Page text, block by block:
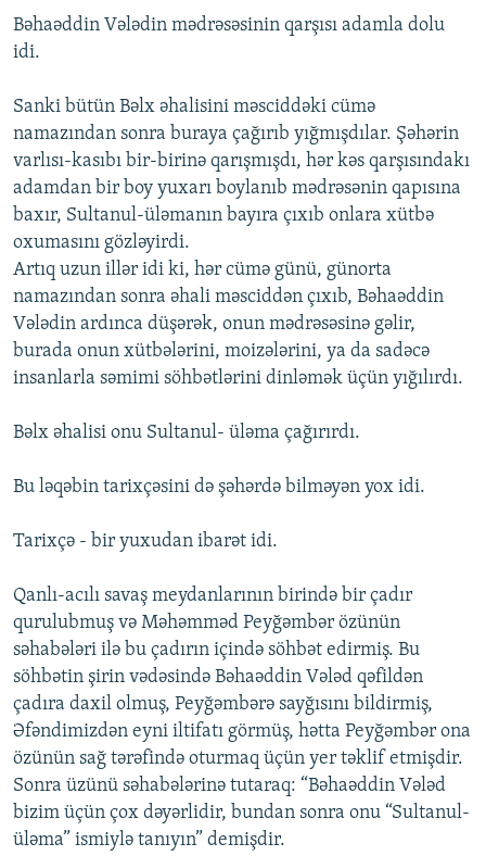
Bəhaəddin Vələdin mədrəsəsinin qarşısı adamla dolu
idi.
Sanki bütün Bəlx əhalisini məsciddəki cümə
namazından sonra buraya çağırıb yığmışdılar. Şəhərin
varlısı-kasıbı bir-birinə qarışmışdı, hər kəs qarşısındakı
adamdan bir boy yuxarı boylanıb mədrəsənin qapısına
baxır, Sultanul-üləmanın bayıra çıxıb onlara xütbə
oxumasını gözləyirdi.
Artıq uzun illər idi ki, hər cümə günü, günorta
namazından sonra əhali məsciddən çıxıb, Bəhaəddin
Vələdin ardınca düşərək, onun mədrəsəsinə gəlir,
burada onun xütbələrini, moizələrini, ya da sadəcə
insanlarla səmimi söhbətlərini dinləmək üçün yığılırdı.
Bəlx əhalisi onu Sultanul- üləma çağırırdı.
Bu ləqəbin tarixçəsini də şəhərdə bilməyən yox idi.
Tarixçə - bir yuxudan ibarət idi.
Qanlı-acılı savaş meydanlarının birində bir çadır
qurulubmuş və Məhəmməd Peyğəmbər özünün
səhabələri ilə bu çadırın içində söhbət edirmiş. Bu
söhbətin şirin vədəsində Bəhaəddin Vələd qəfildən
çadıra daxil olmuş, Peyğəmbərə sayğısını bildirmiş,
Əfəndimizdən eyni iltifatı görmüş, hətta Peyğəmbər ona
özünün sağ tərəfində oturmaq üçün yer təklif etmişdir.
Sonra üzünü səhabələrinə tutaraq: “Bəhaəddin Vələd
bizim üçün çox dəyərlidir, bundan sonra onu “Sultanul-
üləma” ismiylə tanıyın” demişdir.